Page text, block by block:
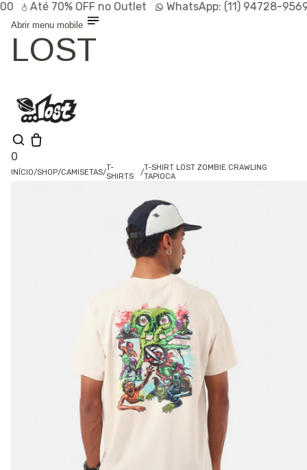
Até70% OFFno Outlet WhatsApp:(11) 94728-9569
Abrir menu mobile
LOST
0
INÍCIO/SHOP/CAMISETAS/T-
SHIRTS
/T-SHIRT LOST ZOMBIE CRAWLING
TAPIOCA